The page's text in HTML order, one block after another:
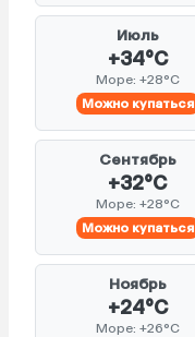
Июль
+34°C
Море: +28°C
Можно купаться
Сентябрь
+32°C
Море: +28°C
Можно купаться
Ноябрь
+24°C
Море: +26°C